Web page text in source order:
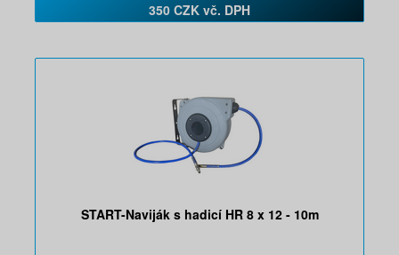
350 CZK vč. DPH
START-Naviják s hadicí HR 8 x 12 - 10m